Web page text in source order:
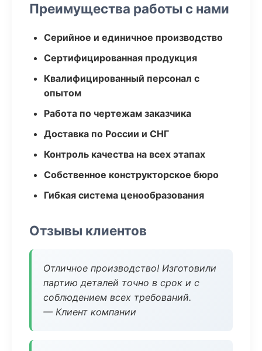
Преимущества работы с нами
Серийное и единичное производство
Сертифицированная продукция
Квалифицированный персонал с
опытом
Работа по чертежам заказчика
Доставка по России и СНГ
Контроль качества на всех этапах
Собственное конструкторское бюро
Гибкая система ценообразования
Отзывы клиентов
Отличное производство! Изготовили
партию деталей точно в срок и с
соблюдением всех требований.
— Клиент компании